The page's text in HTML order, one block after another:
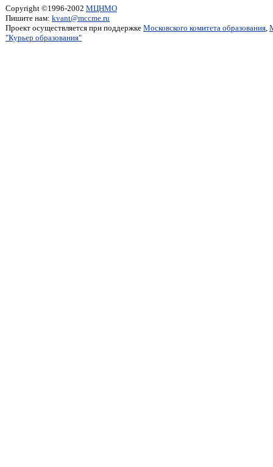
Copyright ©1996-2002 МЦНМО
Пишите нам: kvant@mccme.ru
Проект осуществляется при поддержке Московского комитета образования,
"Курьер образования"